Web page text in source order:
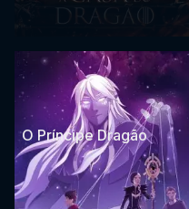
O Príncipe Dragão